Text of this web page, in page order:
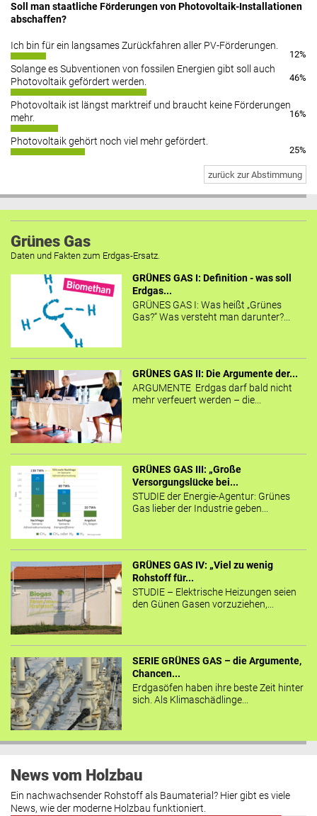
Soll man staatliche Förderungen von Photovoltaik-Installationen
abschaffen?
Ich bin für ein langsames Zurückfahren aller PV-Förderungen.
12%
Solange es Subventionen von fossilen Energien gibt soll auch
Photovoltaik gefördert werden.
46%
Photovoltaik ist längst marktreif und braucht keine Förderungen
mehr.
16%
Photovoltaik gehört noch viel mehr gefördert.
25%
zurück zur Abstimmung
Grünes Gas
Daten und Fakten zum Erdgas-Ersatz.
GRÜNES GAS I: Definition - was soll
Erdgas...
GRÜNES GAS I: Was heißt „Grünes
Gas?“ Was versteht man darunter?...
GRÜNES GAS II: Die Argumente der...
ARGUMENTE Erdgas darf bald nicht
mehr verfeuert werden – die...
GRÜNES GAS III: „Große
Versorgungslücke bei...
STUDIE der Energie-Agentur: Grünes
Gas lieber der Industrie geben...
GRÜNES GAS IV: „Viel zu wenig
Rohstoff für...
STUDIE – Elektrische Heizungen seien
den Günen Gasen vorzuziehen,...
SERIE GRÜNES GAS – die Argumente,
Chancen...
Erdgasöfen haben ihre beste Zeit hinter
sich. Als Klimaschädlinge...
News vom Holzbau
Ein nachwachsender Rohstoff als Baumaterial? Hier gibt es viele
News, wie der moderne Holzbau funktioniert.